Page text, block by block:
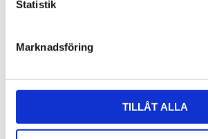
Statistik
Marknadsföring
TILLÅT ALLA
mars (2)
oktober (42)
juni (1)